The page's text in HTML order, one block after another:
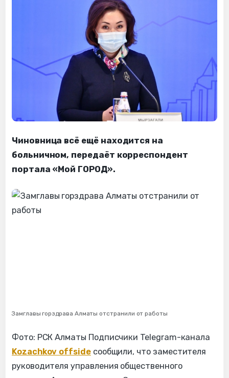
Чиновница всё ещё находится на
больничном, передаёт корреспондент
портала «Мой ГОРОД».
Замглавы горздрава Алматы отстранили от работы
Фото: РСК Алматы Подписчики Telegram-канала
Kozachkov offsideсообщили, что заместителя
руководителя управления общественного